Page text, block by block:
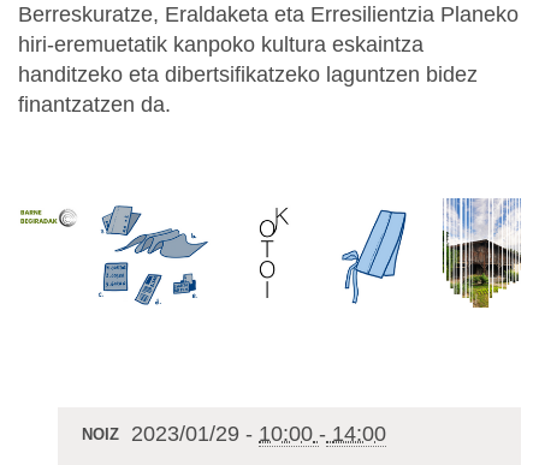
Berreskuratze, Eraldaketa eta Erresilientzia Planeko
hiri-eremuetatik kanpoko kultura eskaintza
handitzeko eta dibertsifikatzeko laguntzen bidez
finantzatzen da.
NOIZ 2023/01/29 - 10:00 - 14:00